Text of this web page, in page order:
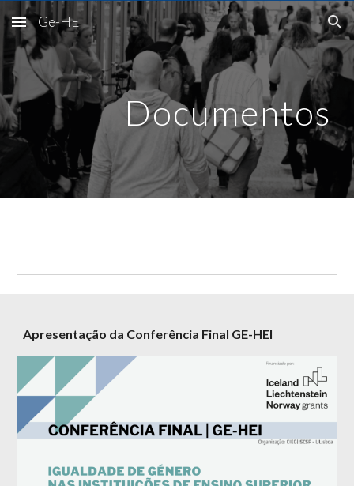
Skip to main content Skip to navigation
Ge-HEI
Documentos
Apresentação da Conferência Final GE-HEI